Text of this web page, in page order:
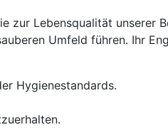
zur Lebensqualität unserer
Umfeld führen. Ihr
Hygienestandards.